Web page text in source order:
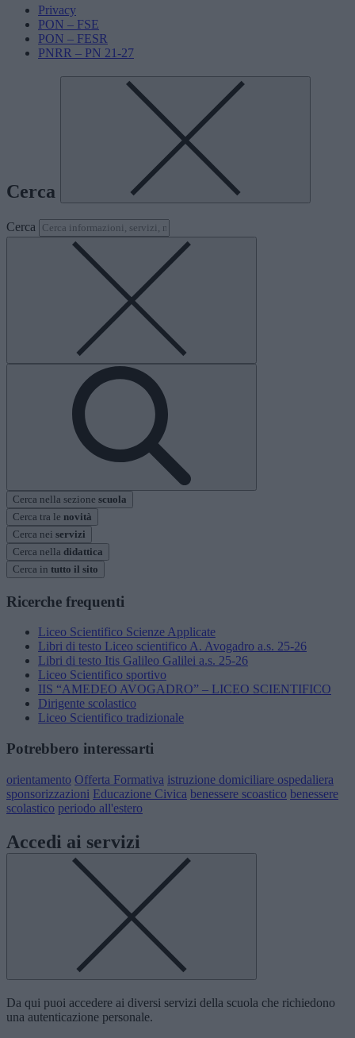
Privacy
PON – FSE
PON – FESR
PNRR – PN 21-27
Cerca
Cerca
Cerca nella sezione scuola
Cerca tra le novità
Cerca nei servizi
Cerca nella didattica
Cerca in tutto il sito
Ricerche frequenti
Liceo Scientifico Scienze Applicate
Libri di testo Liceo scientifico A. Avogadro a.s. 25-26
Libri di testo Itis Galileo Galilei a.s. 25-26
Liceo Scientifico sportivo
IIS “AMEDEO AVOGADRO” – LICEO SCIENTIFICO
Dirigente scolastico
Liceo Scientifico tradizionale
Potrebbero interessarti
orientamento Offerta Formativa istruzione domiciliare ospedaliera
sponsorizzazioni Educazione Civica benessere scoastico benessere
scolastico periodo all'estero
Accedi ai servizi
Da qui puoi accedere ai diversi servizi della scuola che richiedono
una autenticazione personale.